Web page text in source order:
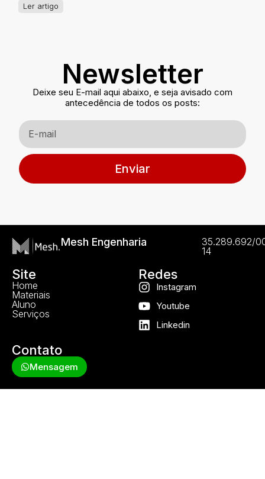
Ler artigo
Newsletter
Deixe seu E-mail aqui abaixo, e seja avisado com
antecedência de todos os posts:
Enviar
Mesh Engenharia
35.289.692/
14
Site
Home
Materiais
Aluno
Serviços
Redes
Instagram
Youtube
Linkedin
Contato
Mensagem